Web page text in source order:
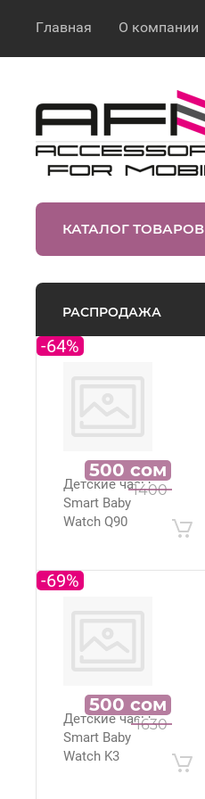
Главная О компании
КАТАЛОГ ТОВАРОВ
РАСПРОДАЖА
Детские часы
Smart Baby
Watch Q90
-64%
1400
500 сом
Детские часы
Smart Baby
Watch K3
-69%
1630
500 сом